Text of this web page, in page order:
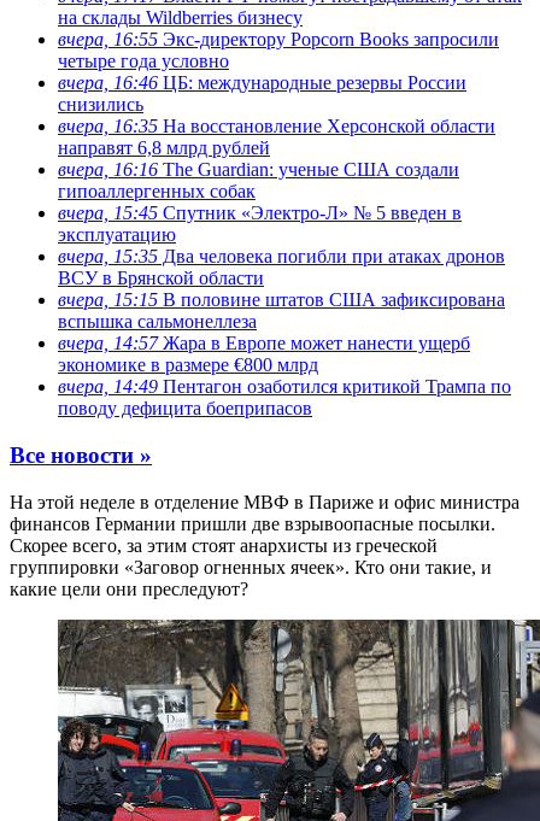
на склады Wildberries бизнесу
вчера, 16:55 Экс-директору Popcorn Books запросили
четыре года условно
вчера, 16:46 ЦБ: международные резервы России
снизились
вчера, 16:35 На восстановление Херсонской области
направят 6,8 млрд рублей
вчера, 16:16 The Guardian: ученые США создали
гипоаллергенных собак
вчера, 15:45 Спутник «Электро-Л» № 5 введен в
эксплуатацию
вчера, 15:35 Два человека погибли при атаках дронов
ВСУ в Брянской области
вчера, 15:15 В половине штатов США зафиксирована
вспышка сальмонеллеза
вчера, 14:57Жара в Европе может нанести ущерб
экономике в размере €800 млрд
вчера, 14:49 Пентагон озаботился критикой Трампа по
поводу дефицита боеприпасов
Все новости »
На этой неделе в отделение МВФ в Париже и офис министра
финансов Германии пришли две взрывоопасные посылки.
Скорее всего, за этим стоят анархисты из греческой
группировки «Заговор огненных ячеек». Кто они такие, и
какие цели они преследуют?